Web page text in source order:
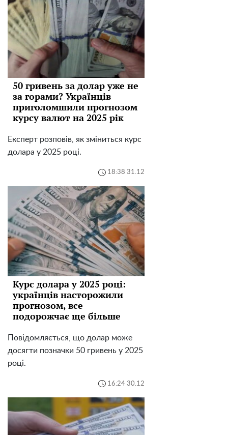
50 гривень за долар уже не
за горами? Українців
приголомшили прогнозом
курсу валют на 2025 рік
Експерт розповів, як зміниться курс
долара у 2025 році.
18:38 31.12
Курс долара у 2025 році:
українців насторожили
прогнозом, все
подорожчає ще більше
Повідомляється, що долар може
досягти позначки 50 гривень у 2025
році.
16:24 30.12